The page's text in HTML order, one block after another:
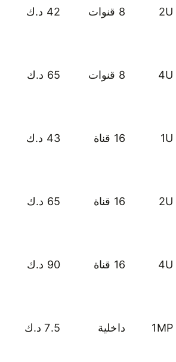
2U 8 قنوات 42 د.ك
4U 8 قنوات 65 د.ك
1U 16 قناة 43 د.ك
2U 16 قناة 65 د.ك
4U 16 قناة 90 د.ك
1MP داخلية 7.5 د.ك